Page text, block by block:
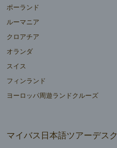
ポーランド
ルーマニア
クロアチア
オランダ
スイス
フィンランド
ヨーロッパ周遊ランドクルーズ
マイバス日本語ツアーデスク